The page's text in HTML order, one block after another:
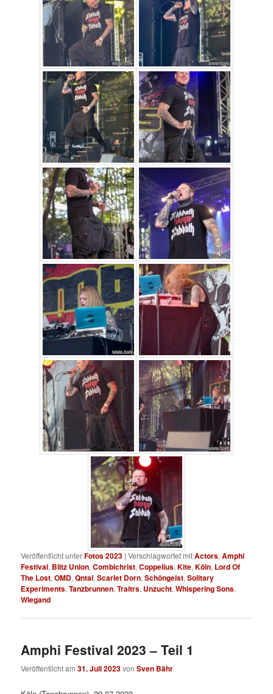
Veröffentlicht unterFotos 2023 |Verschlagwortet mitActors,Amphi
Festival, Blitz Union,Combichrist,Coppelius,Kite,Köln, Lord Of
The Lost,OMD,Qntal,Scarlet Dorn,Schöngeist,Solitary
Experiments,Tanzbrunnen,Traitrs, Unzucht,Whispering Sons,
Wiegand
Amphi Festival 2023 – Teil 1
Veröffentlicht am31. Juli 2023vonSven Bähr